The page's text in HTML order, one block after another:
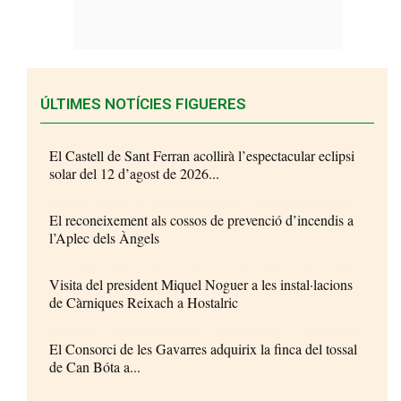
ÚLTIMES NOTÍCIES FIGUERES
El Castell de Sant Ferran acollirà l’espectacular eclipsi
solar del 12 d’agost de 2026...
El reconeixement als cossos de prevenció d’incendis a
l’Aplec dels Àngels
Visita del president Miquel Noguer a les instal·lacions
de Càrniques Reixach a Hostalric
El Consorci de les Gavarres adquirix la finca del tossal
de Can Bóta a...